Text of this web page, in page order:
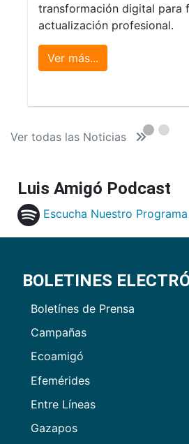
transformación digital para
actualización profesional.
Ver más...
Ver todas las Noticias
Luis Amigó Podcast
Escucha Nuestro Programa
BOLETINES
Boletínes de Prensa
Campañas
Ecoamigó
Efemérides
Entre Líneas
Gazapos